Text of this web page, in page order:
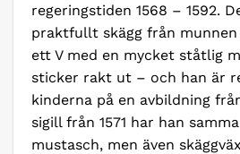
regeringstiden 1568 – 1592.
praktfullt skägg från
ett V med en mycket ståtlig
sticker rakt ut – och han är
kinderna på en avbildning
sigill från 1571 har han
mustasch, men även